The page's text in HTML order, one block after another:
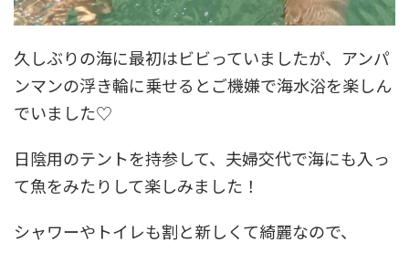
久しぶりの海に最初はビビっていましたが、アンパ
ンマンの浮き輪に乗せるとご機嫌で海水浴を楽しん
でいました♡
日陰用のテントを持参して、夫婦交代で海にも入っ
て魚をみたりして楽しみました！
シャワーやトイレも割と新しくて綺麗なので、